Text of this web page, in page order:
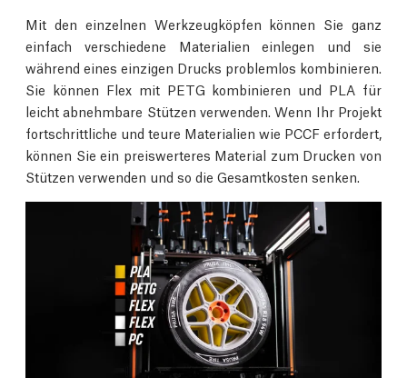
Mit den einzelnen Werkzeugköpfen können Sie ganz
einfach verschiedene Materialien einlegen und sie
während eines einzigen Drucks problemlos kombinieren.
Sie können Flex mit PETG kombinieren und PLA für
leicht abnehmbare Stützen verwenden. Wenn Ihr Projekt
fortschrittliche und teure Materialien wie PCCF erfordert,
können Sie ein preiswerteres Material zum Drucken von
Stützen verwenden und so die Gesamtkosten senken.